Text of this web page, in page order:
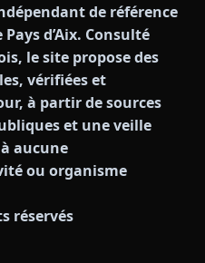
de référence
d’Aix. Consulté
le site propose des
vérifiées et
à partir de sources
et une veille
aucune
ou organisme
réservés